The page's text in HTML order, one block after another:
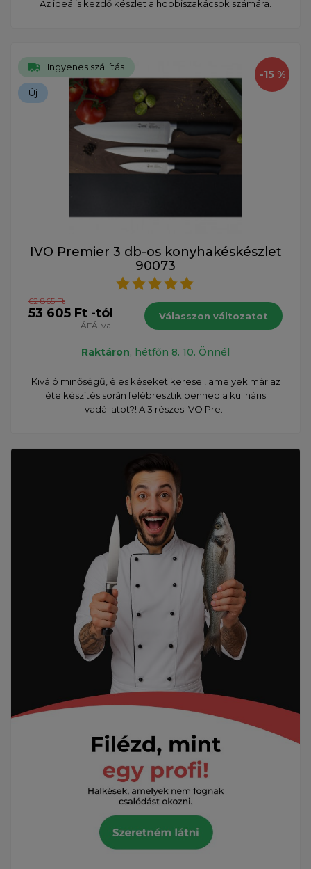
Az ideális kezdő készlet a hobbiszakácsok számára.
-15 %
Ingyenes szállítás
Új
IVO Premier 3 db-os konyhakéskészlet
90073
62 865 Ft
53 605 Ft -tól
ÁFÁ-val
Válasszon változatot
Raktáron, hétfőn 8. 10. Önnél
Kiváló minőségű, éles késeket keresel, amelyek már az
ételkészítés során felébresztik benned a kulináris
vadállatot?! A 3 részes IVO Pre...